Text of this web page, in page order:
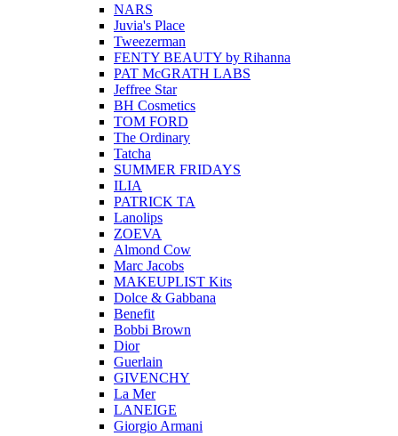
NARS
Juvia's Place
Tweezerman
FENTY BEAUTY by Rihanna
PAT McGRATH LABS
Jeffree Star
BH Cosmetics
TOM FORD
The Ordinary
Tatcha
SUMMER FRIDAYS
ILIA
PATRICK TA
Lanolips
ZOEVA
Almond Cow
Marc Jacobs
MAKEUPLIST Kits
Dolce & Gabbana
Benefit
Bobbi Brown
Dior
Guerlain
GIVENCHY
La Mer
LANEIGE
Giorgio Armani